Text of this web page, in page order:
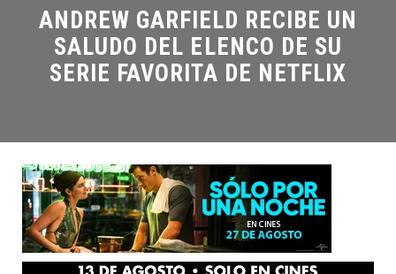
ANDREW GARFIELD RECIBE UN
SALUDO DEL ELENCO DE SU
SERIE FAVORITA DE NETFLIX